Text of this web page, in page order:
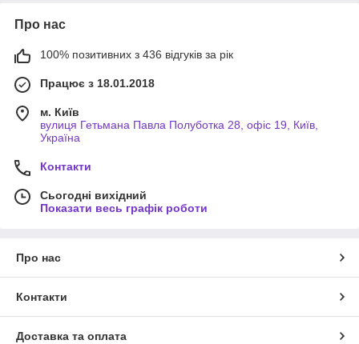
Про нас
100% позитивних з 436 відгуків за рік
Працює з 18.01.2018
м. Київ
вулиця Гетьмана Павла Полуботка 28, офіс 19, Київ,
Україна
Контакти
Сьогодні вихідний
Показати весь графік роботи
Про нас
Контакти
Доставка та оплата